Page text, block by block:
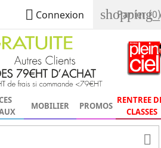
 Connexion Panier(0)
MOBILIER PROMOS
RENTREE
CLASSES
